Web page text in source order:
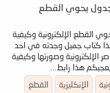
جدول يحوي القطع
القطع الإلكترونية وكيفية
هذا كتاب جميل وجدته في احد
الإلكترونية وصورتها وكيفية
هذا رابط...
الإنكليزية
القطع